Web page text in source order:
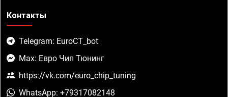
Контакты
Telegram: EuroCT_bot
Max: Евро Чип Тюнинг
https://vk.com/euro_chip_tuning
WhatsApp: +79317082148